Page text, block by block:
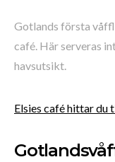
Gotlands första
café. Här serveras
havsutsikt.
Elsies café hittar du